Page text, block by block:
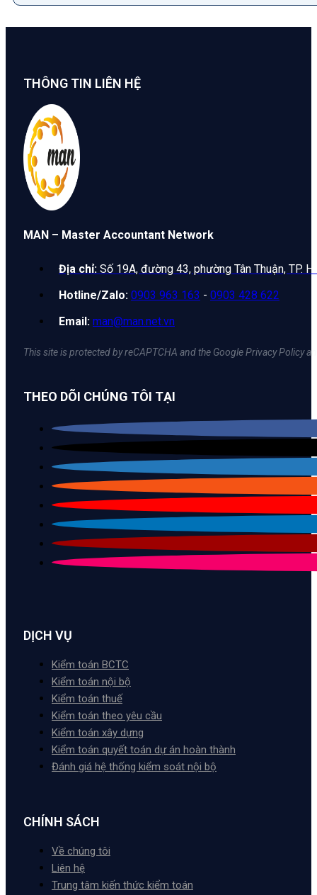
THÔNG TIN LIÊN HỆ
MAN – Master Accountant Network
Địa chỉ: Số 19A, đường 43, phường Tân Thuận, TP.
Hotline/Zalo: 0903 963 163 - 0903 428 622
Email: man@man.net.vn
This site is protected by reCAPTCHA and the Google Privacy Policy
THEO DÕI CHÚNG TÔI TẠI
DỊCH VỤ
Kiểm toán BCTC
Kiểm toán nội bộ
Kiểm toán thuế
Kiểm toán theo yêu cầu
Kiểm toán xây dựng
Kiểm toán quyết toán dự án hoàn thành
Đánh giá hệ thống kiểm soát nội bộ
CHÍNH SÁCH
Về chúng tôi
Liên hệ
Trung tâm kiến thức kiểm toán